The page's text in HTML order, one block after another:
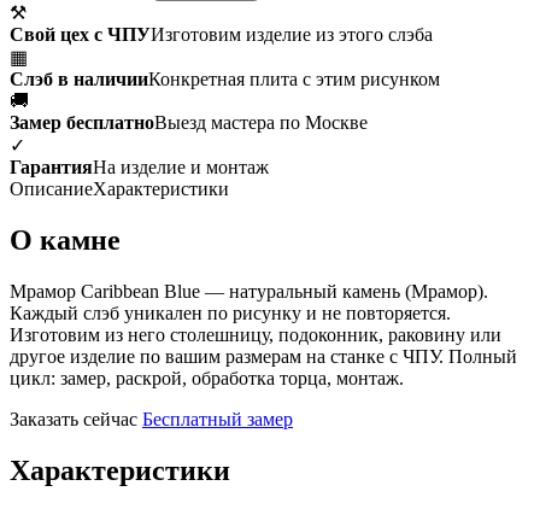
⚒
Свой цех с ЧПУИзготовим изделие из этого слэба
▦
Слэб в наличииКонкретная плита с этим рисунком
🚚
Замер бесплатноВыезд мастера по Москве
✓
ГарантияНа изделие и монтаж
ОписаниеХарактеристики
О камне
Мрамор Caribbean Blue — натуральный камень (Мрамор).
Каждый слэб уникален по рисунку и не повторяется.
Изготовим из него столешницу, подоконник, раковину или
другое изделие по вашим размерам на станке с ЧПУ. Полный
цикл: замер, раскрой, обработка торца, монтаж.
Заказать сейчас Бесплатный замер
Характеристики